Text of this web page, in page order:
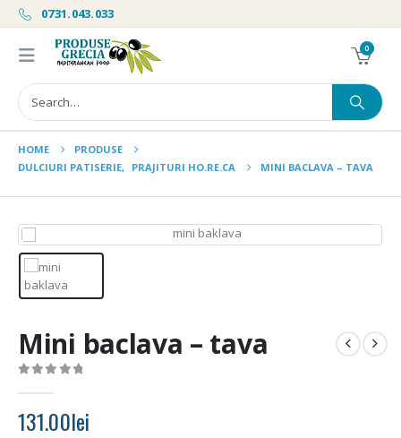
0731.043.033
0
HOME
PRODUSE
DULCIURI PATISERIE, PRAJITURI HO.RE.CA MINI BACLAVA – TAVA
Mini baclava – tava
131.00lei